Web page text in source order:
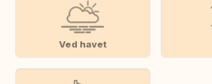
Ved havet